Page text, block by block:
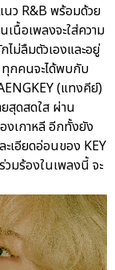
นว R&B พร้อมด้วย
เนื้อเพลงจะใส่ความ
ม่ลืมตัวเองและอยู่
ทุกคนจะได้พบกับ
(แทงคีย์)
สุดสดใส ผ่าน
งเกาหลี อีกทั้งยัง
เอียดอ่อนของ KEY
มร้องในเพลงนี้ จะ